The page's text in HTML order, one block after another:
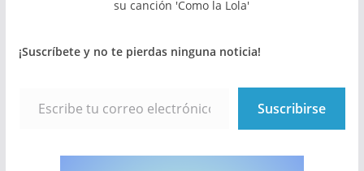
su canción 'Como la Lola'
¡Suscríbete y no te pierdas ninguna noticia!
Suscribirse